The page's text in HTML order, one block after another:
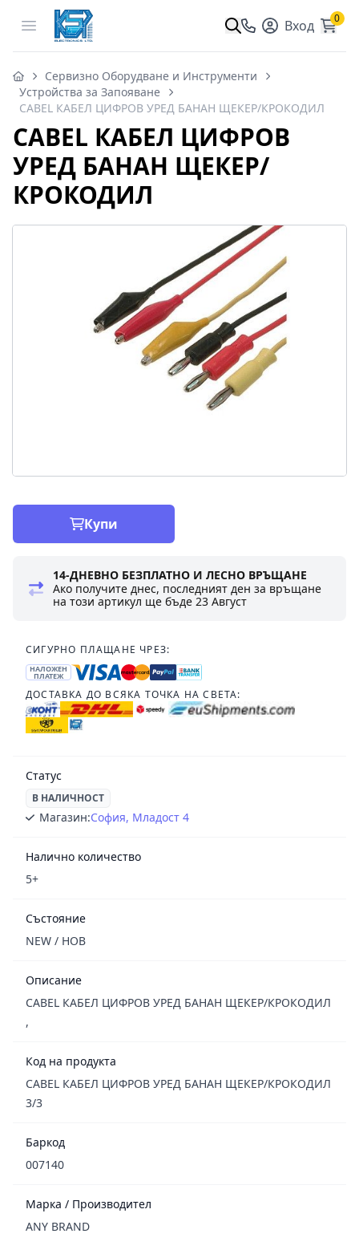
Open menu Вход 0
Сервизно Оборудване и Инструменти
Устройства за Запояване
CABEL КАБЕЛ ЦИФРОВ УРЕД БАНАН ЩЕКЕР/КРОКОДИЛ
CABEL КАБЕЛ ЦИФРОВ
УРЕД БАНАН ЩЕКЕР/
КРОКОДИЛ
Купи
14-ДНЕВНО БЕЗПЛАТНО И ЛЕСНО ВРЪЩАНЕ
Ако получите днес, последният ден за връщане
на този артикул ще бъде23 Август
СИГУРНО ПЛАЩАНЕ ЧРЕЗ:
НАЛОЖЕН
ПЛАТЕЖ
ДОСТАВКА ДО ВСЯКА ТОЧКА НА СВЕТА:
Статус
В НАЛИЧНОСТ
Магазин:София, Младост 4
Налично количество
5+
Състояние
NEW / НОВ
Описание
CABEL КАБЕЛ ЦИФРОВ УРЕД БАНАН ЩЕКЕР/КРОКОДИЛ
,
Код на продукта
CABEL КАБЕЛ ЦИФРОВ УРЕД БАНАН ЩЕКЕР/КРОКОДИЛ
3/3
Баркод
007140
Марка / Производител
ANY BRAND